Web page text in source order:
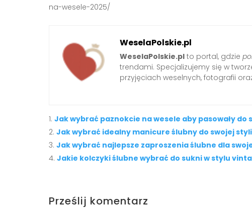
na-wesele-2025/
WeselaPolskie.pl
WeselaPolskie.pl to portal, gdzie
trendami. Specjalizujemy się w
przyjęciach weselnych, fotografii
Jak wybrać paznokcie na wesele aby pasowały do
Jak wybrać idealny manicure ślubny do swojej
Jak wybrać najlepsze zaproszenia ślubne dla
Jakie kolczyki ślubne wybrać do sukni w stylu
Prześlij komentarz